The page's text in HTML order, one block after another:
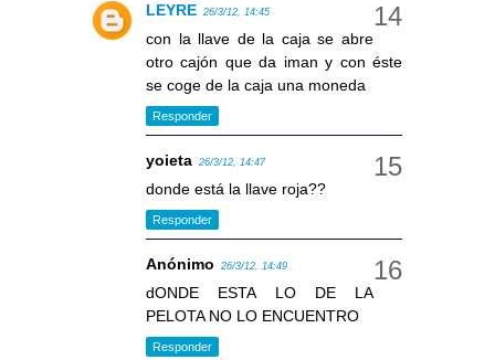
LEYRE 26/3/12, 14:45
con la llave de la caja se abre
otro cajón que da iman y con éste
se coge de la caja una moneda
Responder
yoieta 26/3/12, 14:47
donde está la llave roja??
Responder
Anónimo 26/3/12, 14:49
dONDE ESTA LO DE LA
PELOTA NO LO ENCUENTRO
Responder